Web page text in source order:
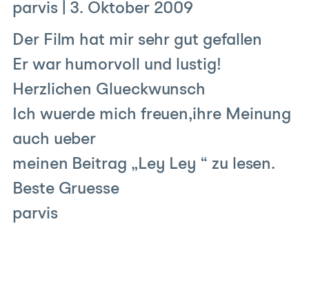
parvis
3. Oktober 2009
Der Film hat mir sehr gut gefallen
Er war humorvoll und lustig!
Herzlichen Glueckwunsch
Ich wuerde mich freuen,ihre Meinung
auch ueber
meinen Beitrag „Ley Ley “ zu lesen.
Beste Gruesse
parvis